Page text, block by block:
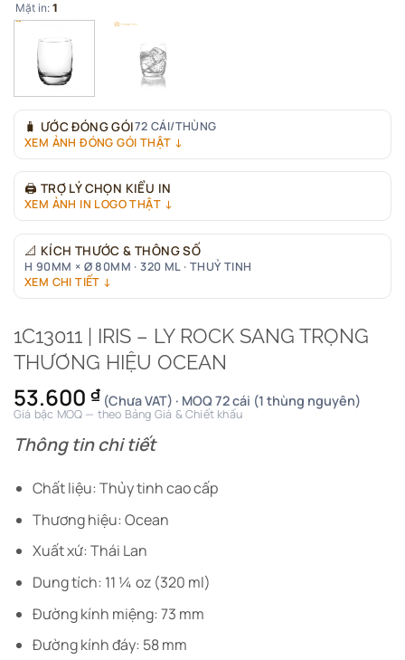
Mặt in: 1
🧳 ƯỚC ĐÓNG GÓI72 CÁI/THÙNG
XEM ẢNH ĐÓNG GÓI THẬT ↓
🖨 TRỢ LÝ CHỌN KIỂU IN
XEM ẢNH IN LOGO THẬT ↓
📐 KÍCH THƯỚC & THÔNG SỐ
H 90MM × Ø 80MM · 320 ML · THUỶ TINH
XEM CHI TIẾT ↓
1C13011 | IRIS – LY ROCK SANG TRỌNG
THƯƠNG HIỆU OCEAN
53.600 ₫ (Chưa VAT) · MOQ 72 cái (1 thùng nguyên)
Giá bậc MOQ — theo Bảng Giá & Chiết khấu
Thông tin chi tiết
Chất liệu: Thủy tinh cao cấp
Thương hiệu: Ocean
Xuất xứ: Thái Lan
Dung tích: 11 ¼ oz (320 ml)
Đường kính miệng: 73 mm
Đường kính đáy: 58 mm